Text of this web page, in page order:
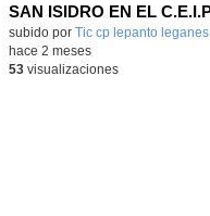
Contenido educativo.
subido por Tic cp lepanto leganes-
hace 2 meses
53visualizaciones